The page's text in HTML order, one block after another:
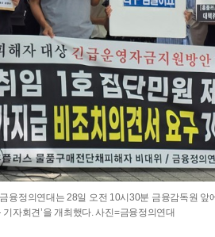
융정의연대는 28일 오전 10시30분 금융감독원 앞
자회견’을 개최했다. 사진=금융정의연대